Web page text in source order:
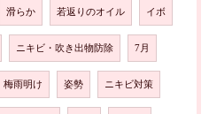
滑らか 若返りのオイル イボ
ニキビ・吹き出物防除 7月
梅雨明け 姿勢 ニキビ対策